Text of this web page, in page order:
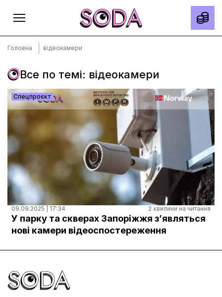
Головна
Тексти
Спецпроєкти
Slow news
Місто
Про нас
Редакційна політика
Правила використання матеріалів
Документи
Головна відеокамери
Все по темі: відеокамери
Спецпроєкт
09.09.2025 | 17:34 2 хвилини на читання
У парку та скверах Запоріжжя з’являться
нові камери відеоспостереження